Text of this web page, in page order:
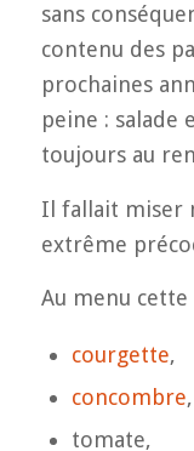
sans
contenu des
prochaines
peine : salade
toujours au
Il fallait miser
extrême
Au menu cette
courgette,
concombre,
tomate,